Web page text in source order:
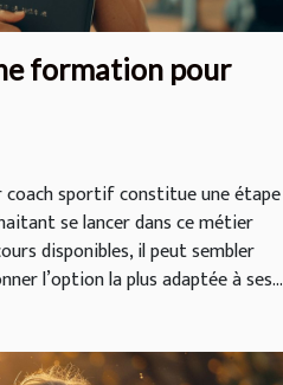
formation pour
sportif constitue une étape
se lancer dans ce métier
disponibles, il peut sembler
l’option la plus adaptée à ses...